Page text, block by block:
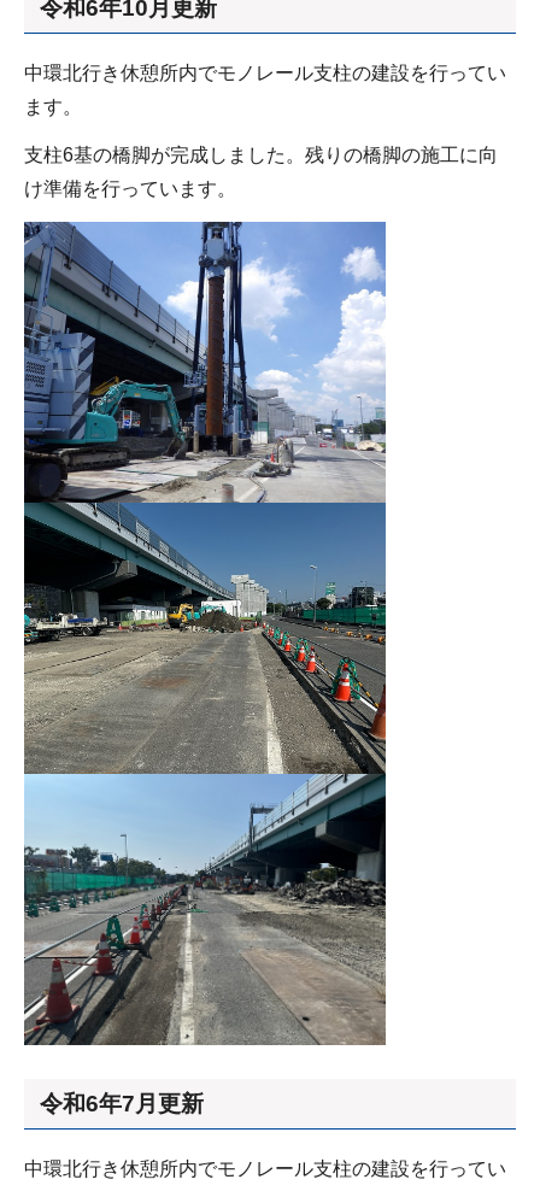
令和6年10月更新
中環北行き休憩所内でモノレール支柱の建設を行ってい
ます。
支柱6基の橋脚が完成しました。残りの橋脚の施工に向
け準備を行っています。
令和6年7月更新
中環北行き休憩所内でモノレール支柱の建設を行ってい